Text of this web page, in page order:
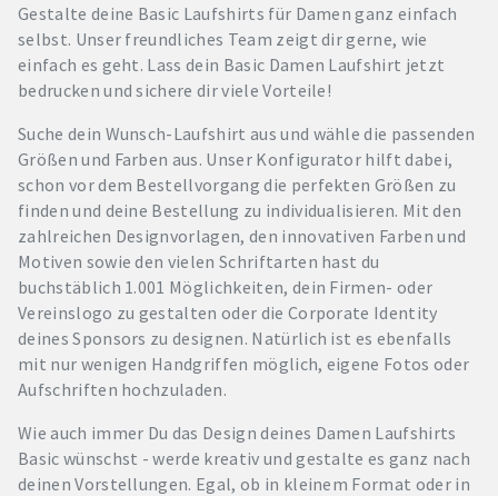
Gestalte deine Basic Laufshirts für Damen ganz einfach
selbst. Unser freundliches Team zeigt dir gerne, wie
einfach es geht. Lass dein Basic Damen Laufshirt jetzt
bedrucken und sichere dir viele Vorteile!
Suche dein Wunsch-Laufshirt aus und wähle die passenden
Größen und Farben aus. Unser Konfigurator hilft dabei,
schon vor dem Bestellvorgang die perfekten Größen zu
finden und deine Bestellung zu individualisieren. Mit den
zahlreichen Designvorlagen, den innovativen Farben und
Motiven sowie den vielen Schriftarten hast du
buchstäblich 1.001 Möglichkeiten, dein Firmen- oder
Vereinslogo zu gestalten oder die Corporate Identity
deines Sponsors zu designen. Natürlich ist es ebenfalls
mit nur wenigen Handgriffen möglich, eigene Fotos oder
Aufschriften hochzuladen.
Wie auch immer Du das Design deines Damen Laufshirts
Basic wünschst - werde kreativ und gestalte es ganz nach
deinen Vorstellungen. Egal, ob in kleinem Format oder in